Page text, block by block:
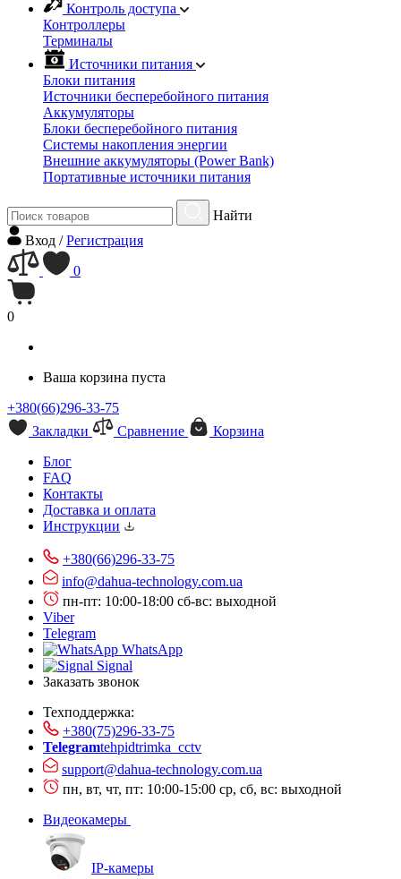
Контроль доступа
Контроллеры
Терминалы
Источники питания
Блоки питания
Источники бесперебойного питания
Аккумуляторы
Блоки бесперебойного питания
Системы накопления энергии
Внешние аккумуляторы (Power Bank)
Портативные источники питания
Найти
Вход /Регистрация
0
0
Ваша корзина пуста
+380(66)296-33-75
Закладки
Сравнение
Корзина
Блог
FAQ
Контакты
Доставка и оплата
Инструкции
+380(66)296-33-75
info@dahua-technology.com.ua
пн-пт: 10:00-18:00 сб-вс: выходной
Viber
Telegram
WhatsApp
Signal
Заказать звонок
Техподдержка:
+380(75)296-33-75
Telegramtehpidtrimka_cctv
support@dahua-technology.com.ua
пн, вт, чт, пт: 10:00-15:00 ср, сб, вс: выходной
Видеокамеры
IP-камеры